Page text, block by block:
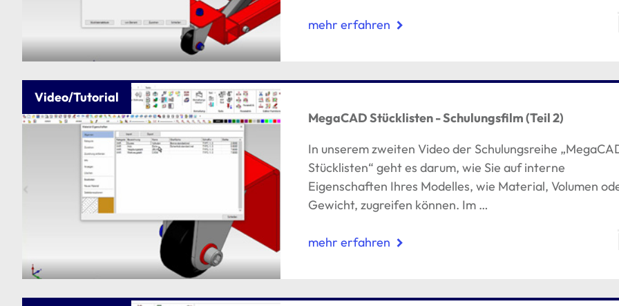
mehr erfahren
Video/Tutorial
MegaCAD Stücklisten - Schulungsfilm (Teil 2)
In unserem zweiten Video der Schulungsreihe
Stücklisten“ geht es darum, wie Sie auf interne
Eigenschaften Ihres Modelles, wie Material, Volumen
Gewicht, zugreifen können. Im …
mehr erfahren